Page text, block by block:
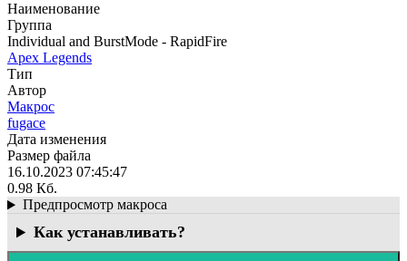
Наименование
Группа
Individual and BurstMode - RapidFire
Apex Legends
Тип
Автор
Макрос
fugace
Дата изменения
Размер файла
16.10.2023 07:45:47
0.98 Кб.
Предпросмотр макроса
Как устанавливать?